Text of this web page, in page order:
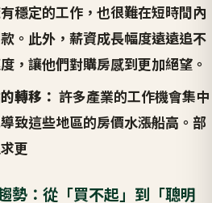
穩定的工作，也很難在短時間內
。此外，薪資成長幅度遠遠追不
，讓他們對購房感到更加絕望。
轉移： 許多產業的工作機會集中
致這些地區的房價水漲船高。部
更
勢：從「買不起」到「聰明